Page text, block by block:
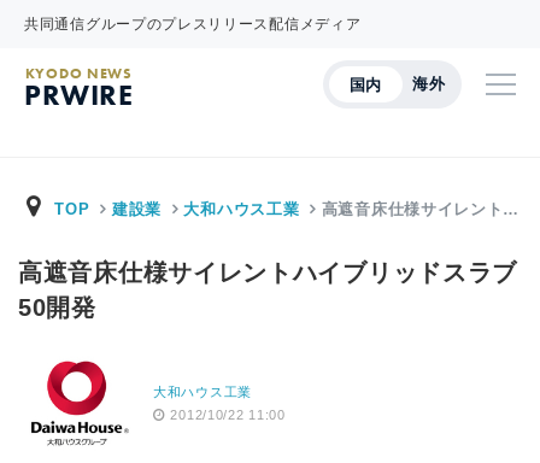
共同通信グループのプレスリリース配信メディア
国内 海外
KYODO NEWS
PRWIRE
TOP 建設業 大和ハウス工業 高遮音床仕様サイレント…
高遮音床仕様サイレントハイブリッドスラブ
50開発
大和ハウス工業
2012/10/22 11:00